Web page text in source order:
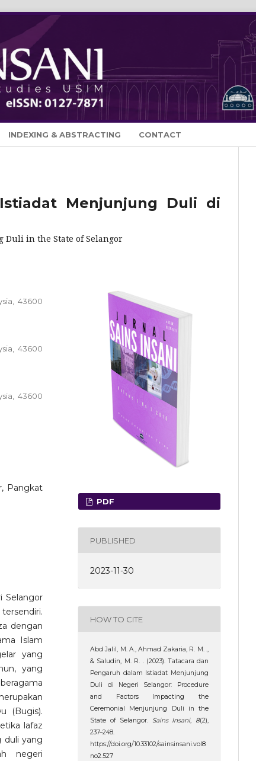
INDEXING & ABSTRACTING CONTACT
Menjunjung Duli di
Duli in the State of Selangor
43600
43600
43600
Pangkat
Selangor
dengan
Islam
yang
yang
(Bugis).
lafaz
duli yang
negeri
PDF
PUBLISHED
2023-11-30
HOW TO CITE
Abd Jalil, M. A., Ahmad Zakaria, R. M. .,
& Saludin, M. R. . (2023). Tatacara dan
Pengaruh dalam Istiadat Menjunjung
Duli di Negeri Selangor: Procedure
and Factors Impacting the
Ceremonial Menjunjung Duli in the
State of Selangor. Sains Insani, 8(2),
237–248.
https://doi.org/10.33102/sainsinsani.vol8
no2.527